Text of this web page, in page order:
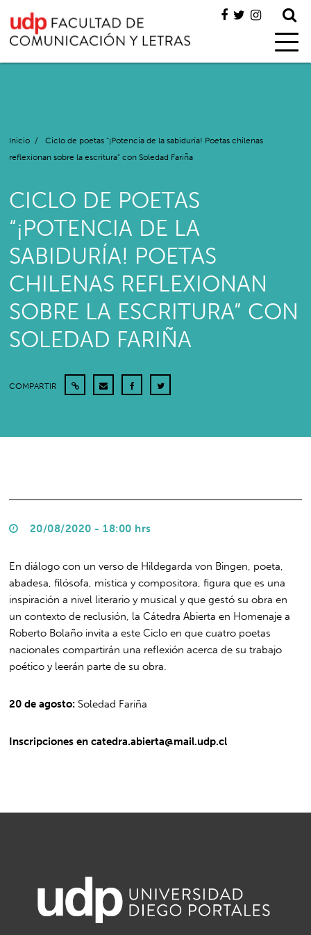
Inicio /
Ciclo de poetas “¡Potencia de la sabiduría! Poetas chilenas
reflexionan sobre la escritura” con Soledad Fariña
CICLO DE POETAS
“¡POTENCIA DE LA
SABIDURÍA! POETAS
CHILENAS REFLEXIONAN
SOBRE LA ESCRITURA” CON
SOLEDAD FARIÑA
COMPARTIR
20/08/2020 - 18:00 hrs
En diálogo con un verso de Hildegarda von Bingen, poeta,
abadesa, filósofa, mística y compositora, figura que es una
inspiración a nivel literario y musical y que gestó su obra en
un contexto de reclusión, la Cátedra Abierta en Homenaje a
Roberto Bolaño invita a este Ciclo en que cuatro poetas
nacionales compartirán una reflexión acerca de su trabajo
poético y leerán parte de su obra.
20 de agosto: Soledad Fariña
Inscripciones encatedra.abierta@mail.udp.cl